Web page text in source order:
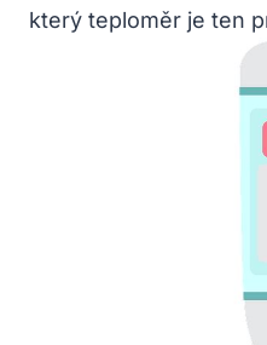
který teploměr je ten